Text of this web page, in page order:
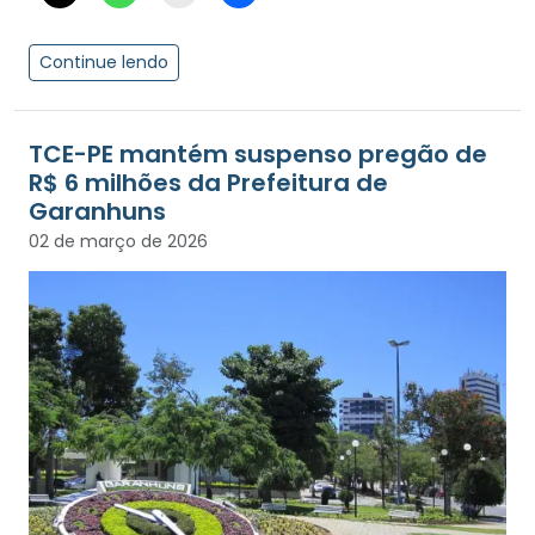
Continue lendo
TCE-PE mantém suspenso pregão de
R$ 6 milhões da Prefeitura de
Garanhuns
02 de março de 2026